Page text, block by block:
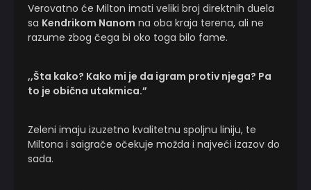
Verovatno će Milton imati veliki broj direktnih duela
sa Kendrikom Nanom na oba kraja terena, ali ne
razume zbog čega bi oko toga bilo fame.
,,Šta kako? Kako mi je da igram protiv njega? Pa
to je obična utakmica.”
Zeleni imaju izuzetno kvalitetnu spoljnu liniju, te
Miltona i saigrače očekuje možda i najveći izazov do
sada.